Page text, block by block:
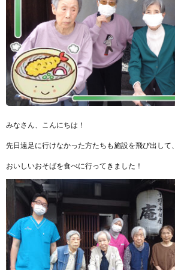
みなさん、こんにちは！
先日遠足に行けなかった方たちも施設を飛び出して、
おいしいおそばを食べに行ってきました！